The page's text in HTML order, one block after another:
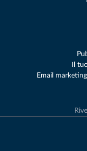
Il
Email